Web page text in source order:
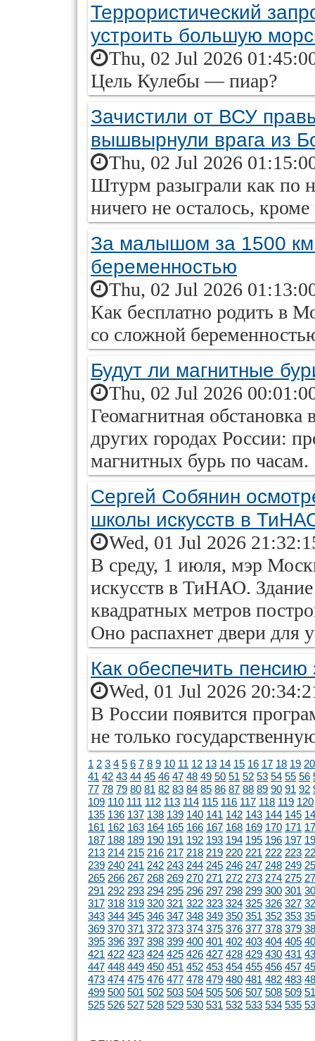
Террористический
устроить большую
Thu, 02 Jul 2026
Цель Кулебы — пиар?
Зачистили от ВСУ
вышвырнули врага из
Thu, 02 Jul 2026
Штурм разыграли как по
ничего не осталось,
За малышом за 1500
беременностью
Thu, 02 Jul 2026
Как бесплатно родить в
со сложной
Будут ли магнитные
Thu, 02 Jul 2026
Геомагнитная
других городах России:
магнитных бурь по часам.
Сергей Собянин
школы искусств в
Wed, 01 Jul 2026
В среду, 1 июля, мэр
искусств в ТиНАО.
квадратных метров
Оно распахнет двери для
Как обеспечить пенсию
Wed, 01 Jul 2026
В России появится
не только
1 2 3 4 5 6 7 8 9 10 11 12 13 14 15 16 17 18 19 20
41 42 43 44 45 46 47 48 49 50 51 52 53 54 55 56
77 78 79 80 81 82 83 84 85 86 87 88 89 90 91 92
109 110 111 112 113 114 115 116 117 118 119 120
135 136 137 138 139 140 141 142 143 144 145
161 162 163 164 165 166 167 168 169 170 171
187 188 189 190 191 192 193 194 195 196 197
213 214 215 216 217 218 219 220 221 222 223
239 240 241 242 243 244 245 246 247 248 249
265 266 267 268 269 270 271 272 273 274 275
291 292 293 294 295 296 297 298 299 300 301
317 318 319 320 321 322 323 324 325 326 327
343 344 345 346 347 348 349 350 351 352 353
369 370 371 372 373 374 375 376 377 378 379
395 396 397 398 399 400 401 402 403 404 405
421 422 423 424 425 426 427 428 429 430 431
447 448 449 450 451 452 453 454 455 456 457
473 474 475 476 477 478 479 480 481 482 483
499 500 501 502 503 504 505 506 507 508 509
525 526 527 528 529 530 531 532 533 534 535